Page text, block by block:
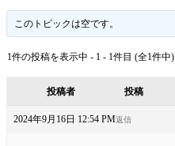
このトピックは空です。
1件の投稿を表示中 - 1 - 1件目 (全1件中)
投稿者 投稿
2024年9月16日 12:54 PM返信